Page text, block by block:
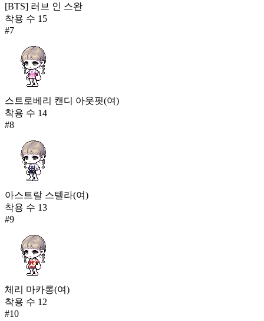
[BTS] 러브 인 스완
착용 수 15
#7
스트로베리 캔디 아웃핏(여)
착용 수 14
#8
아스트랄 스텔라(여)
착용 수 13
#9
체리 마카롱(여)
착용 수 12
#10